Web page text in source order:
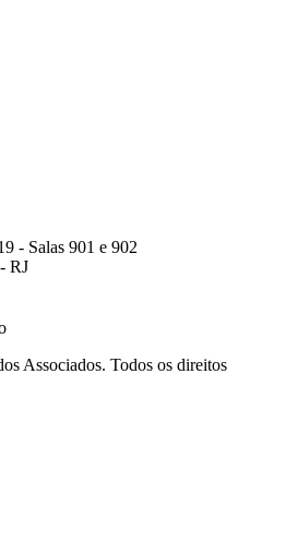
- Salas 901 e 902
RJ
Associados. Todos os direitos